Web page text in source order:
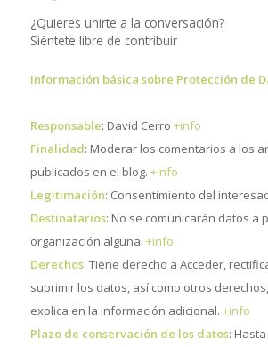
¿Quieres unirte a la conversación?
Siéntete libre de contribuir
Información básica sobre Protección de
Responsable: David Cerro +info
Finalidad: Moderar los comentarios a los
publicados en el blog. +info
Legitimación: Consentimiento del
Destinatarios: No se comunicarán datos a
organización alguna. +info
Derechos: Tiene derecho a Acceder,
suprimir los datos, así como otros
explica en la información adicional. +info
Plazo de conservación de los datos: